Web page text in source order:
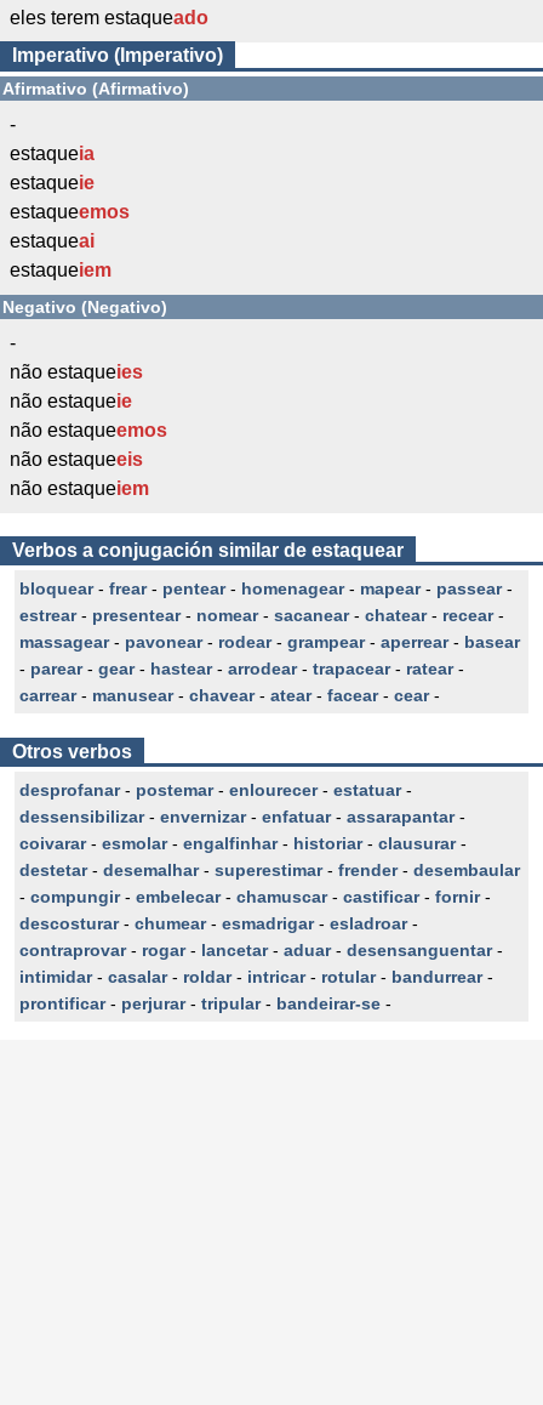
eles terem estaqueado
Imperativo (Imperativo)
Afirmativo (Afirmativo)
-
estaqueia
estaqueie
estaqueemos
estaqueai
estaqueiem
Negativo (Negativo)
-
não estaqueies
não estaqueie
não estaqueemos
não estaqueeis
não estaqueiem
Verbos a conjugación similar de estaquear
bloquear- frear- pentear- homenagear- mapear- passear-
estrear- presentear- nomear- sacanear- chatear- recear-
massagear- pavonear- rodear- grampear- aperrear- basear
- parear- gear- hastear- arrodear- trapacear- ratear-
carrear- manusear- chavear- atear- facear- cear-
Otros verbos
desprofanar- postemar- enlourecer- estatuar-
dessensibilizar- envernizar- enfatuar- assarapantar-
coivarar- esmolar- engalfinhar- historiar- clausurar-
destetar- desemalhar- superestimar- frender- desembaular
- compungir- embelecar- chamuscar- castificar- fornir-
descosturar- chumear- esmadrigar- esladroar-
contraprovar- rogar- lancetar- aduar- desensanguentar-
intimidar- casalar- roldar- intricar- rotular- bandurrear-
prontificar- perjurar- tripular- bandeirar-se -